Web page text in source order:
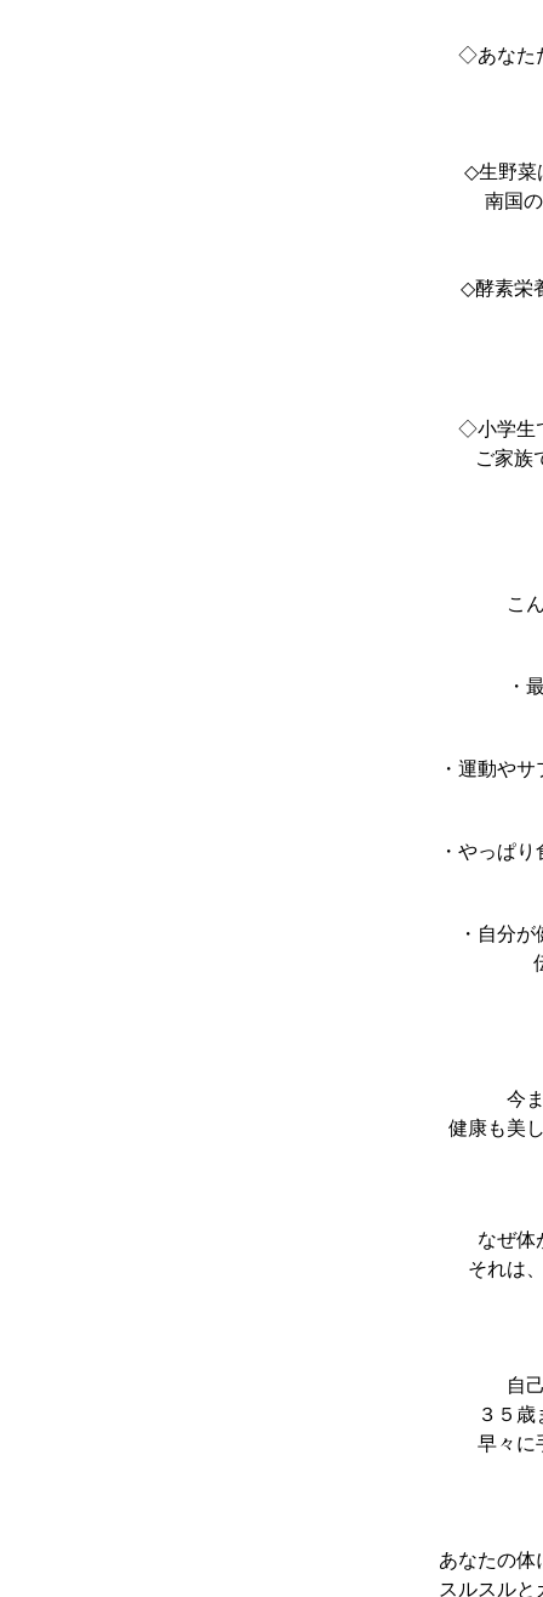
◇あなた
◇生野菜
南国
◇酵素栄
◇小学生
ご家族
こ
・
・運動や
・やっぱ
・自分
今
健康も美
なぜ体
それは
自
３５
早々に
あなたの体
スルスルと